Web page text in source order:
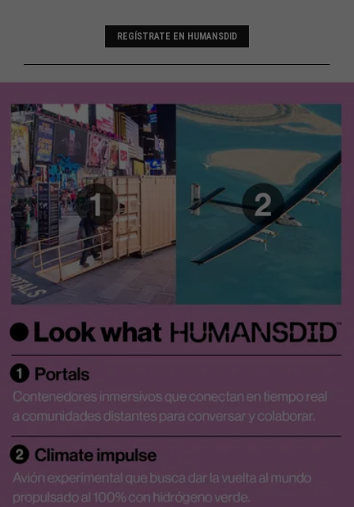
REGÍSTRATE EN HUMANSDID